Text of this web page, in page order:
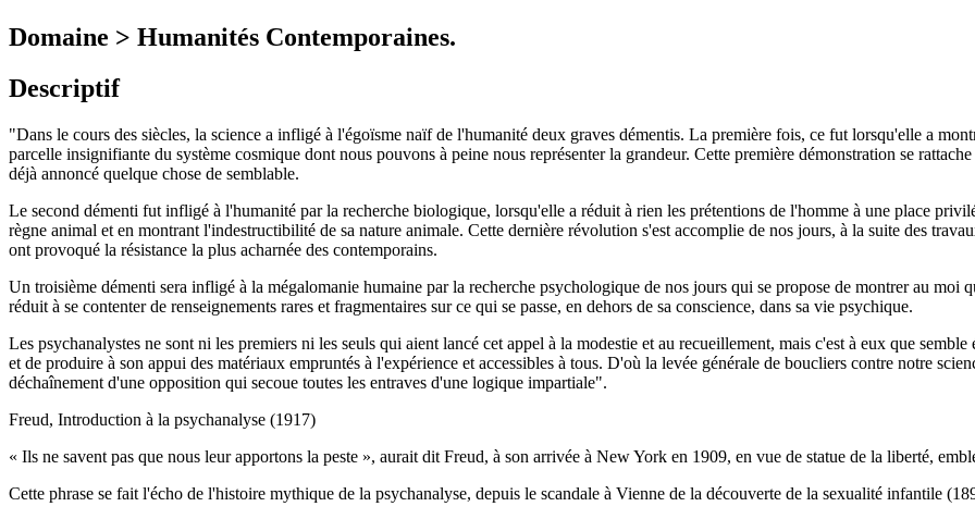
Domaine > Humanités Contemporaines.
Descriptif
"Dans le cours des siècles, la science a infligé à l'égoïsme naïf de l'humanité deux graves démentis. La première fois, ce fut lorsqu'elle a
parcelle insignifiante du système cosmique dont nous pouvons à peine nous représenter la grandeur. Cette première démonstration se
déjà annoncé quelque chose de semblable.
Le second démenti fut infligé à l'humanité par la recherche biologique, lorsqu'elle a réduit à rien les prétentions de l'homme à une place
règne animal et en montrant l'indestructibilité de sa nature animale. Cette dernière révolution s'est accomplie de nos jours, à la suite des
ont provoqué la résistance la plus acharnée des contemporains.
Un troisième démenti sera infligé à la mégalomanie humaine par la recherche psychologique de nos jours qui se propose de montrer au moi
réduit à se contenter de renseignements rares et fragmentaires sur ce qui se passe, en dehors de sa conscience, dans sa vie psychique.
Les psychanalystes ne sont ni les premiers ni les seuls qui aient lancé cet appel à la modestie et au recueillement, mais c'est à eux que
et de produire à son appui des matériaux empruntés à l'expérience et accessibles à tous. D'où la levée générale de boucliers contre notre
déchaînement d'une opposition qui secoue toutes les entraves d'une logique impartiale".
Freud, Introduction à la psychanalyse (1917)
« Ils ne savent pas que nous leur apportons la peste », aurait dit Freud, à son arrivée à New York en 1909, en vue de statue de la liberté,
Cette phrase se fait l'écho de l'histoire mythique de la psychanalyse, depuis le scandale à Vienne de la découverte de la sexualité infantile